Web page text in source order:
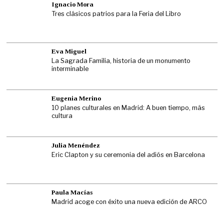
Ignacio Mora
Tres clásicos patrios para la Feria del Libro
Eva Miguel
La Sagrada Familia, historia de un monumento
interminable
Eugenia Merino
10 planes culturales en Madrid: A buen tiempo, más
cultura
Julia Menéndez
Eric Clapton y su ceremonia del adiós en Barcelona
Paula Macías
Madrid acoge con éxito una nueva edición de ARCO